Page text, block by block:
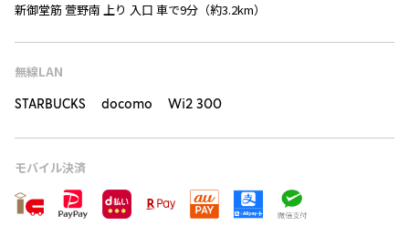
新御堂筋 萱野南 上り 入口 車で9分（約3.2km）
無線LAN
STARBUCKS docomo Wi2 300
モバイル決済